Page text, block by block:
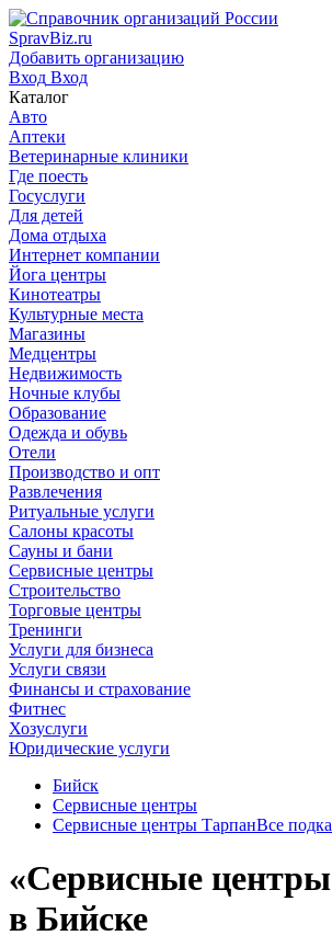
SpravBiz.ru
Добавить организацию
Вход Вход
Каталог
Авто
Аптеки
Ветеринарные клиники
Где поесть
Госуслуги
Для детей
Дома отдыха
Интернет компании
Йога центры
Кинотеатры
Культурные места
Магазины
Медцентры
Недвижимость
Ночные клубы
Образование
Одежда и обувь
Отели
Производство и опт
Развлечения
Ритуальные услуги
Салоны красоты
Сауны и бани
Сервисные центры
Строительство
Торговые центры
Тренинги
Услуги для бизнеса
Услуги связи
Финансы и страхование
Фитнес
Хозуслуги
Юридические услуги
Бийск
Сервисные центры
Сервисные центры ТарпанВсе
«Сервисные
в Бийске